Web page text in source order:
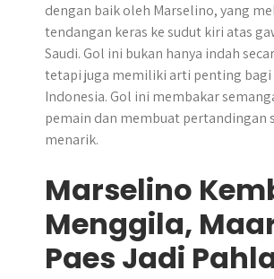
dengan baik oleh Marselino, yang
tendangan keras ke sudut kiri atas
Saudi. Gol ini bukan hanya indah
tetapi juga memiliki arti penting bagi
Indonesia. Gol ini membakar
pemain dan membuat pertandingan
menarik.
Marselino
Menggila,
Paes Jadi